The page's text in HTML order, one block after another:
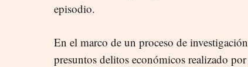
episodio.
En el marco de un proceso de
presuntos delitos económicos realizado